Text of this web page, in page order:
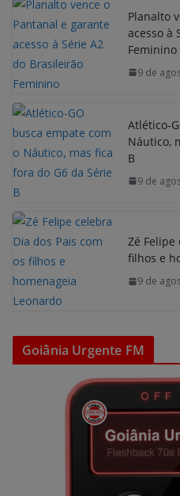
Planalto
acesso à
Feminino
9 de
Atlético-
Náutico,
B
9 de
Zé Felipe
filhos e
9 de
Goiânia Urgente FM